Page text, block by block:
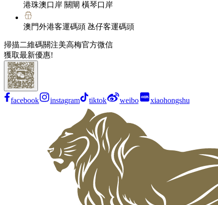
港珠澳口岸 關閘 橫琴口岸
澳門外港客運碼頭 氹仔客運碼頭
掃描二維碼關注美高梅官方微信
獲取最新優惠!
facebook instagram tiktok weibo xiaohongshu